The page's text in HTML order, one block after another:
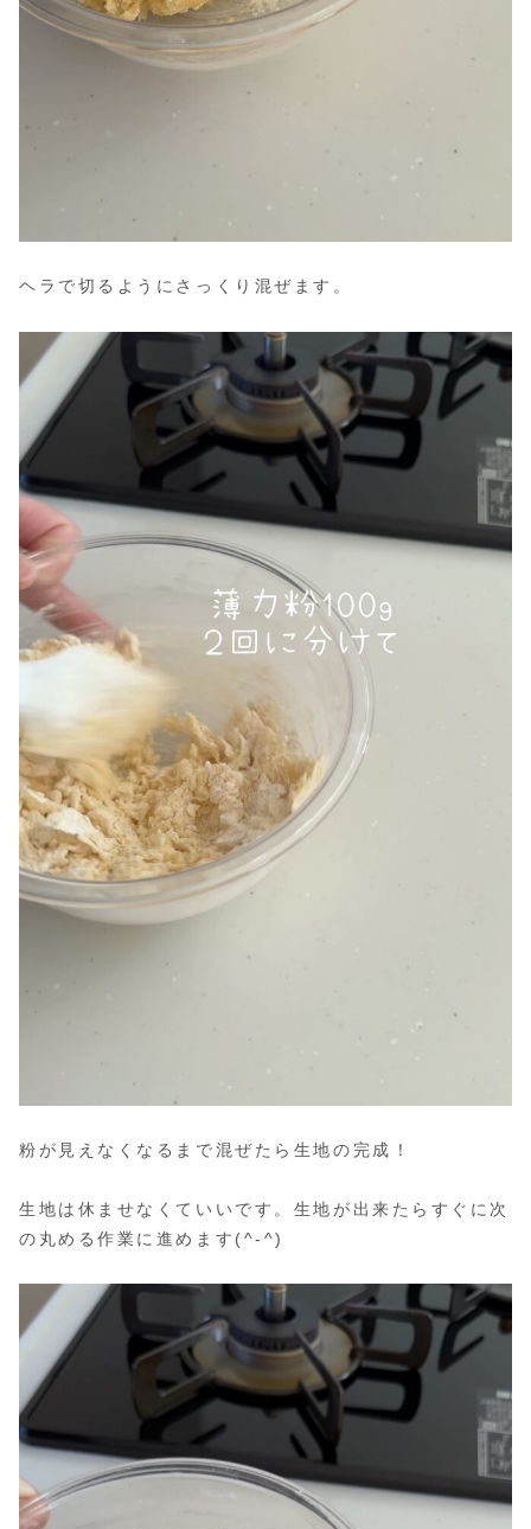
ヘラで切るようにさっくり混ぜます。
粉が見えなくなるまで混ぜたら生地の完成！
生地は休ませなくていいです。生地が出来たらすぐに次
の丸める作業に進めます(^-^)